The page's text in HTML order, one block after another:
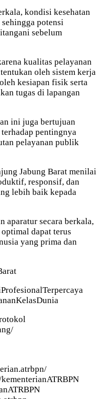
kondisi kesehatan
potensi
sebelum
kualitas pelayanan
oleh sistem kerja
kesiapan fisik serta
tugas di lapangan
ini juga bertujuan
pentingnya
pelayanan publik
Jabung Barat menilai
responsif, dan
lebih baik kepada
aparatur secara berkala,
dapat terus
yang prima dan